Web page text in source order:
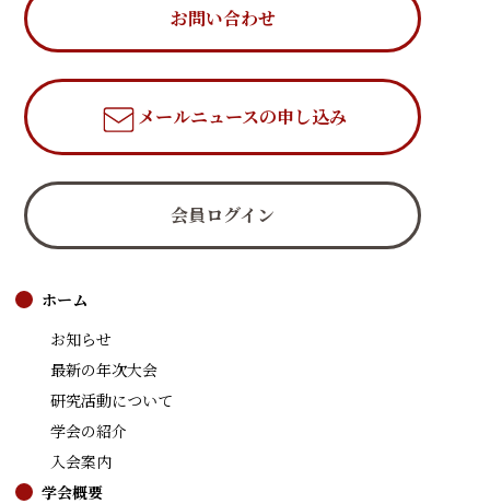
お問い合わせ
メールニュースの申し込み
会員ログイン
ホーム
お知らせ
最新の年次大会
研究活動について
学会の紹介
入会案内
学会概要